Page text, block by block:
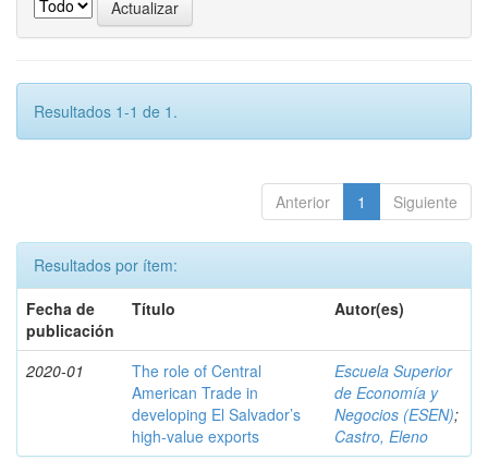
Resultados 1-1 de 1.
Anterior 1 Siguiente
Resultados por ítem:
Fecha de
publicación
Título Autor(es)
2020-01
The role of Central
American Trade in
developing El Salvador’s
high-value exports
Escuela Superior
de Economía y
Negocios (ESEN);
Castro, Eleno